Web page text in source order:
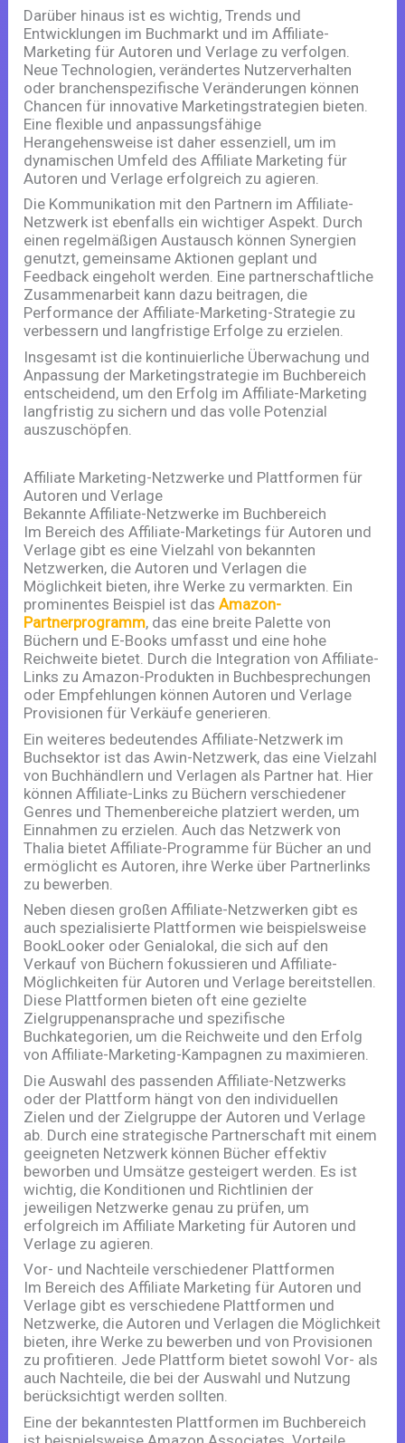
Darüber hinaus ist es wichtig, Trends und
Entwicklungen im Buchmarkt und im Affiliate-
Marketing für Autoren und Verlage zu verfolgen.
Neue Technologien, verändertes Nutzerverhalten
oder branchenspezifische Veränderungen können
Chancen für innovative Marketingstrategien bieten.
Eine flexible und anpassungsfähige
Herangehensweise ist daher essenziell, um im
dynamischen Umfeld des Affiliate Marketing für
Autoren und Verlage erfolgreich zu agieren.
Die Kommunikation mit den Partnern im Affiliate-
Netzwerk ist ebenfalls ein wichtiger Aspekt. Durch
einen regelmäßigen Austausch können Synergien
genutzt, gemeinsame Aktionen geplant und
Feedback eingeholt werden. Eine partnerschaftliche
Zusammenarbeit kann dazu beitragen, die
Performance der Affiliate-Marketing-Strategie zu
verbessern und langfristige Erfolge zu erzielen.
Insgesamt ist die kontinuierliche Überwachung und
Anpassung der Marketingstrategie im Buchbereich
entscheidend, um den Erfolg im Affiliate-Marketing
langfristig zu sichern und das volle Potenzial
auszuschöpfen.
Affiliate Marketing-Netzwerke und Plattformen für
Autoren und Verlage
Bekannte Affiliate-Netzwerke im Buchbereich
Im Bereich des Affiliate-Marketings für Autoren und
Verlage gibt es eine Vielzahl von bekannten
Netzwerken, die Autoren und Verlagen die
Möglichkeit bieten, ihre Werke zu vermarkten. Ein
prominentes Beispiel ist dasAmazon-
Partnerprogramm, das eine breite Palette von
Büchern und E-Books umfasst und eine hohe
Reichweite bietet. Durch die Integration von Affiliate-
Links zu Amazon-Produkten in Buchbesprechungen
oder Empfehlungen können Autoren und Verlage
Provisionen für Verkäufe generieren.
Ein weiteres bedeutendes Affiliate-Netzwerk im
Buchsektor ist das Awin-Netzwerk, das eine Vielzahl
von Buchhändlern und Verlagen als Partner hat. Hier
können Affiliate-Links zu Büchern verschiedener
Genres und Themenbereiche platziert werden, um
Einnahmen zu erzielen. Auch das Netzwerk von
Thalia bietet Affiliate-Programme für Bücher an und
ermöglicht es Autoren, ihre Werke über Partnerlinks
zu bewerben.
Neben diesen großen Affiliate-Netzwerken gibt es
auch spezialisierte Plattformen wie beispielsweise
BookLooker oder Genialokal, die sich auf den
Verkauf von Büchern fokussieren und Affiliate-
Möglichkeiten für Autoren und Verlage bereitstellen.
Diese Plattformen bieten oft eine gezielte
Zielgruppenansprache und spezifische
Buchkategorien, um die Reichweite und den Erfolg
von Affiliate-Marketing-Kampagnen zu maximieren.
Die Auswahl des passenden Affiliate-Netzwerks
oder der Plattform hängt von den individuellen
Zielen und der Zielgruppe der Autoren und Verlage
ab. Durch eine strategische Partnerschaft mit einem
geeigneten Netzwerk können Bücher effektiv
beworben und Umsätze gesteigert werden. Es ist
wichtig, die Konditionen und Richtlinien der
jeweiligen Netzwerke genau zu prüfen, um
erfolgreich im Affiliate Marketing für Autoren und
Verlage zu agieren.
Vor- und Nachteile verschiedener Plattformen
Im Bereich des Affiliate Marketing für Autoren und
Verlage gibt es verschiedene Plattformen und
Netzwerke, die Autoren und Verlagen die Möglichkeit
bieten, ihre Werke zu bewerben und von Provisionen
zu profitieren. Jede Plattform bietet sowohl Vor- als
auch Nachteile, die bei der Auswahl und Nutzung
berücksichtigt werden sollten.
Eine der bekanntesten Plattformen im Buchbereich